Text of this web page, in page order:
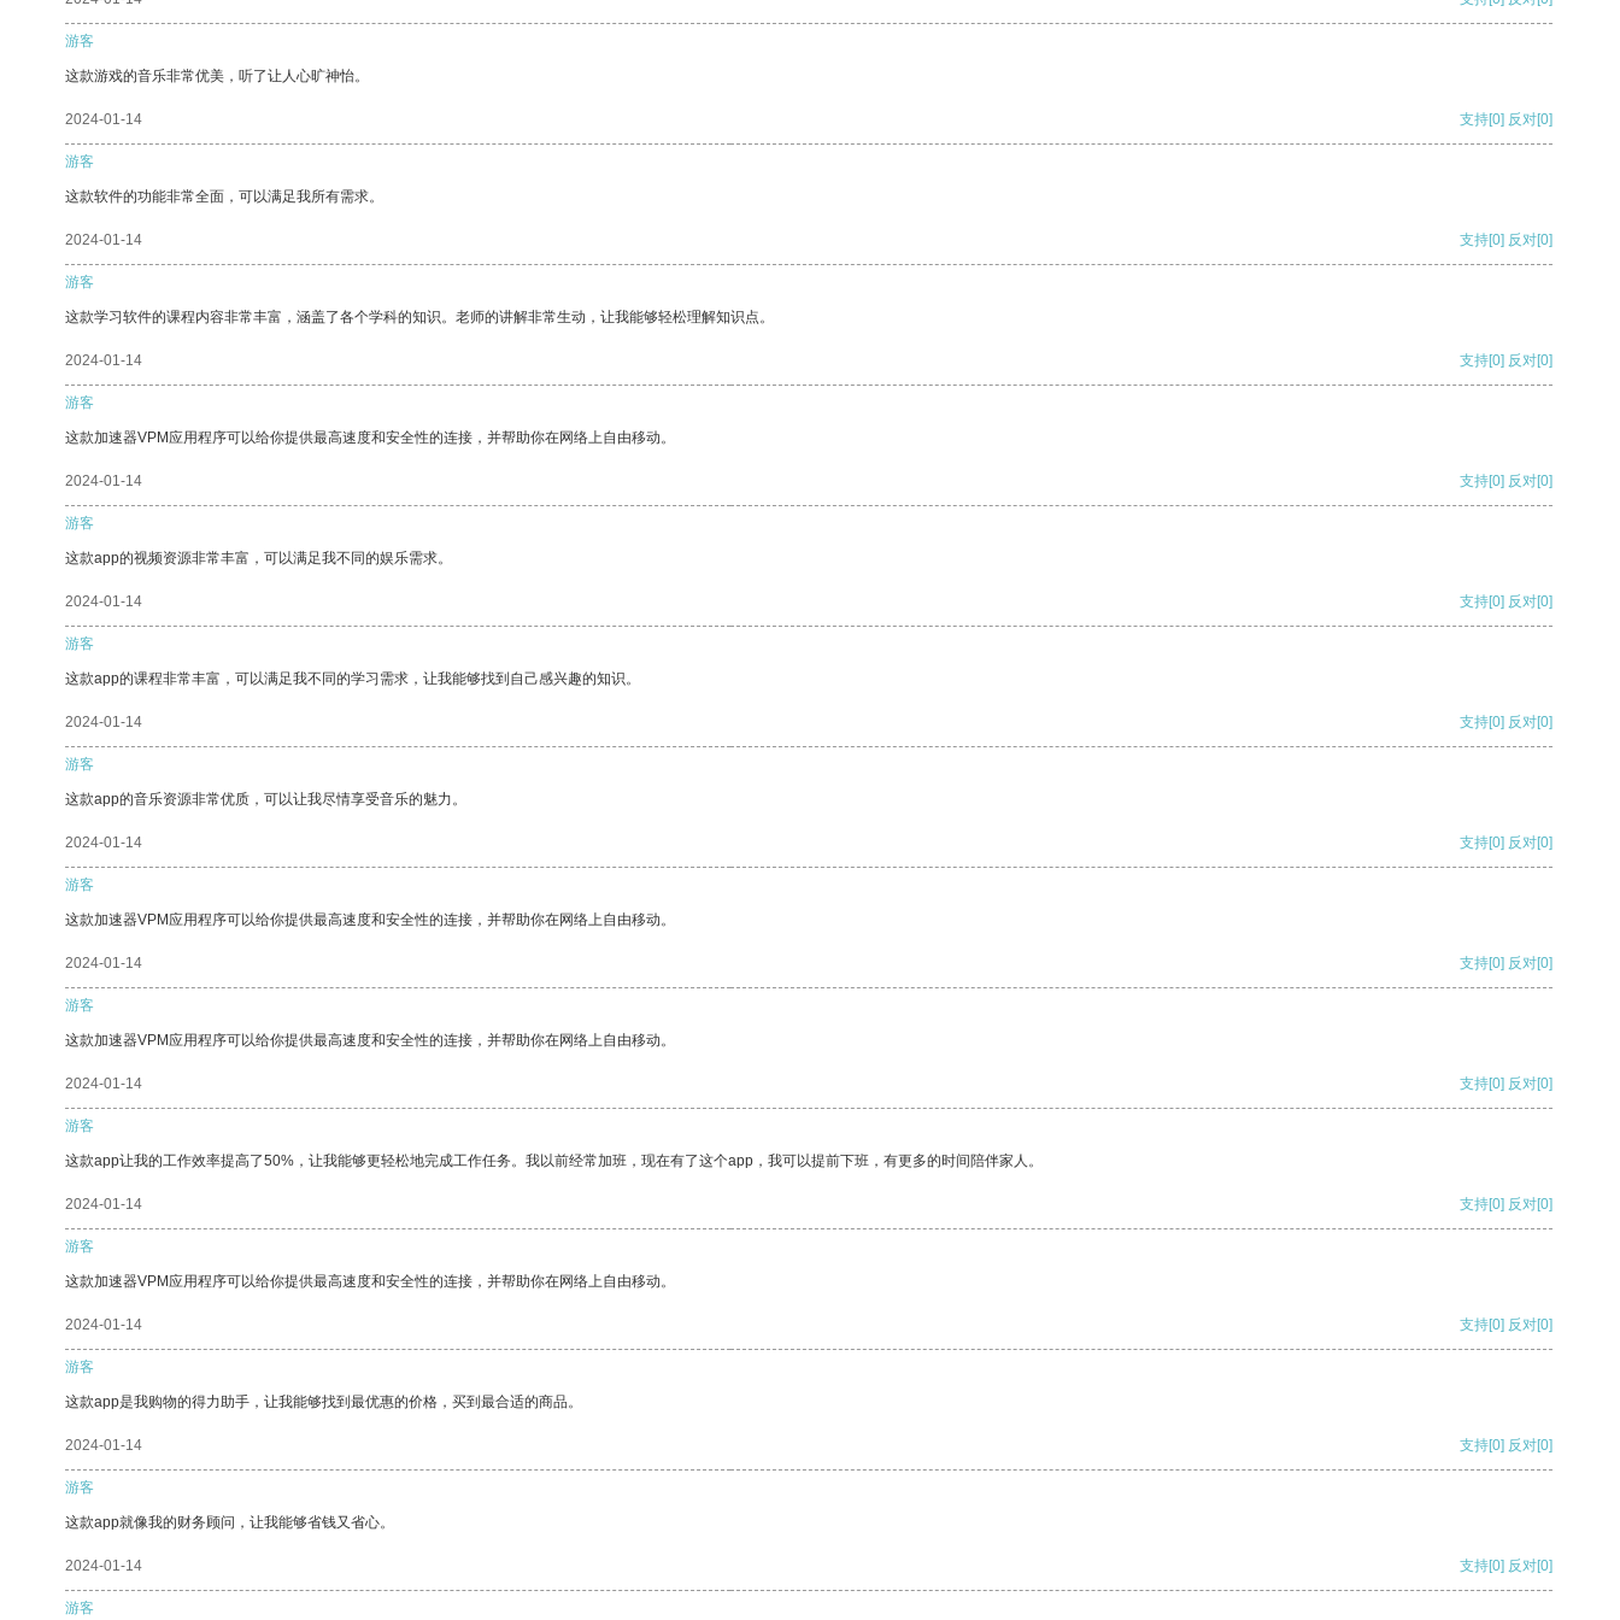
游客
这款游戏的音乐非常优美，听了让人心旷神怡。
2024-01-14 支持[0] 反对[0]
游客
这款软件的功能非常全面，可以满足我所有需求。
2024-01-14 支持[0] 反对[0]
游客
这款学习软件的课程内容非常丰富，涵盖了各个学科的知识。老师的讲解非常生动，让我能够轻松理解知识点。
2024-01-14 支持[0] 反对[0]
游客
这款加速器VPM应用程序可以给你提供最高速度和安全性的连接，并帮助你在网络上自由移动。
2024-01-14 支持[0] 反对[0]
游客
这款app的视频资源非常丰富，可以满足我不同的娱乐需求。
2024-01-14 支持[0] 反对[0]
游客
这款app的课程非常丰富，可以满足我不同的学习需求，让我能够找到自己感兴趣的知识。
2024-01-14 支持[0] 反对[0]
游客
这款app的音乐资源非常优质，可以让我尽情享受音乐的魅力。
2024-01-14 支持[0] 反对[0]
游客
这款加速器VPM应用程序可以给你提供最高速度和安全性的连接，并帮助你在网络上自由移动。
2024-01-14 支持[0] 反对[0]
游客
这款加速器VPM应用程序可以给你提供最高速度和安全性的连接，并帮助你在网络上自由移动。
2024-01-14 支持[0] 反对[0]
游客
这款app让我的工作效率提高了50%，让我能够更轻松地完成工作任务。我以前经常加班，现在有了这个app，我可以提前下班，有更多的时间陪伴家人。
2024-01-14 支持[0] 反对[0]
游客
这款加速器VPM应用程序可以给你提供最高速度和安全性的连接，并帮助你在网络上自由移动。
2024-01-14 支持[0] 反对[0]
游客
这款app是我购物的得力助手，让我能够找到最优惠的价格，买到最合适的商品。
2024-01-14 支持[0] 反对[0]
游客
这款app就像我的财务顾问，让我能够省钱又省心。
2024-01-14 支持[0] 反对[0]
游客